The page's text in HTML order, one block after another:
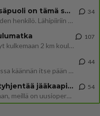
Tiesitkö? Martina Aitolehden isäpuoli on tämä suosittu laulaja
Martina Aitolehti on seurattu julkisuuden henkilö. Lähipiiriin mahtuu muitakin tunnettuja henkilöitä. Tiesitkö, että Ma
34
Hesarissa päivitellään lapset joutuu nyt kulkemaan 2 km kouluun jösses. Ruostefillarilla tuo matka menee vaikka miten äk
107
Mutta mies vain tuijottaa, siinä vaiheessa käännän itse pään pois. Mikä juttu? Yleensä jos joku tuijottaa tai katsoo, hä
44
Uusioperheen aikuiset lapset tyhjentää jääkaapin käydessään
Miten selvittäisitte seuraavan ongelman, meillä on uusioperhe, minulla teini-ikäiset lapset ja puolisolla aikuiset, jotk
54